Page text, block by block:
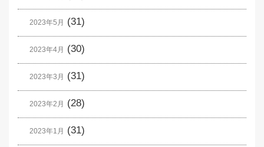
2023年5月 (31)
2023年4月 (30)
2023年3月 (31)
2023年2月 (28)
2023年1月 (31)